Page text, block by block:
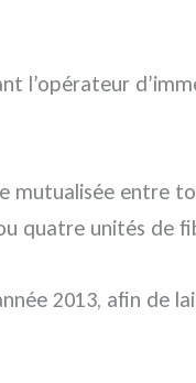
l’opérateur
entre
quatre unités de
2013, afin de